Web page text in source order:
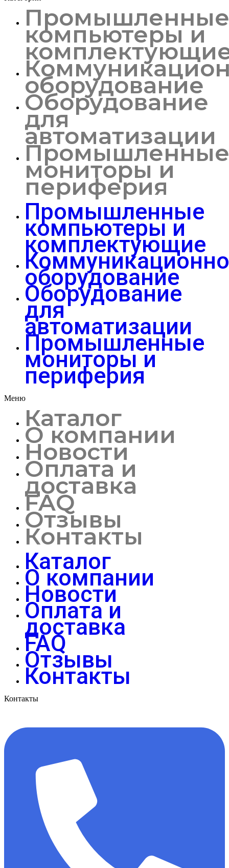
Промышленные
компьютеры и
оборудование
Оборудование
для
автоматизации
Промышленные
мониторы и
периферия
Промышленные
компьютеры и
комплектующие
оборудование
Оборудование
для
автоматизации
Промышленные
мониторы и
периферия
Меню
Каталог
О компании
Новости
Оплата и
доставка
FAQ
Отзывы
Контакты
Каталог
О компании
Новости
Оплата и
доставка
FAQ
Отзывы
Контакты
Контакты